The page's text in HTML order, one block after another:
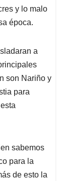
y lo malo
época.
a
son Nariño y
para
sabemos
para la
de esto la